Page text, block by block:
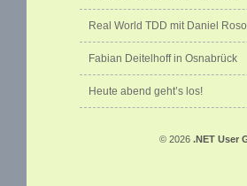
Real World TDD mit Daniel
Fabian Deitelhoff in Osnabrück
Heute abend geht’s los!
© 2026 .NET User